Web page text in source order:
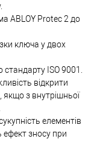
ABLOY Protec 2 до
ключа у двох
ISO 9001.
відкрити
якщо з внутрішньої
елементів
ефект зносу при